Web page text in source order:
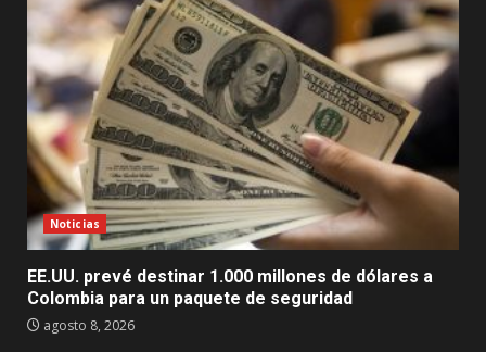
Noticias
EE.UU. prevé destinar 1.000 millones de dólares a
Colombia para un paquete de seguridad
agosto 8, 2026